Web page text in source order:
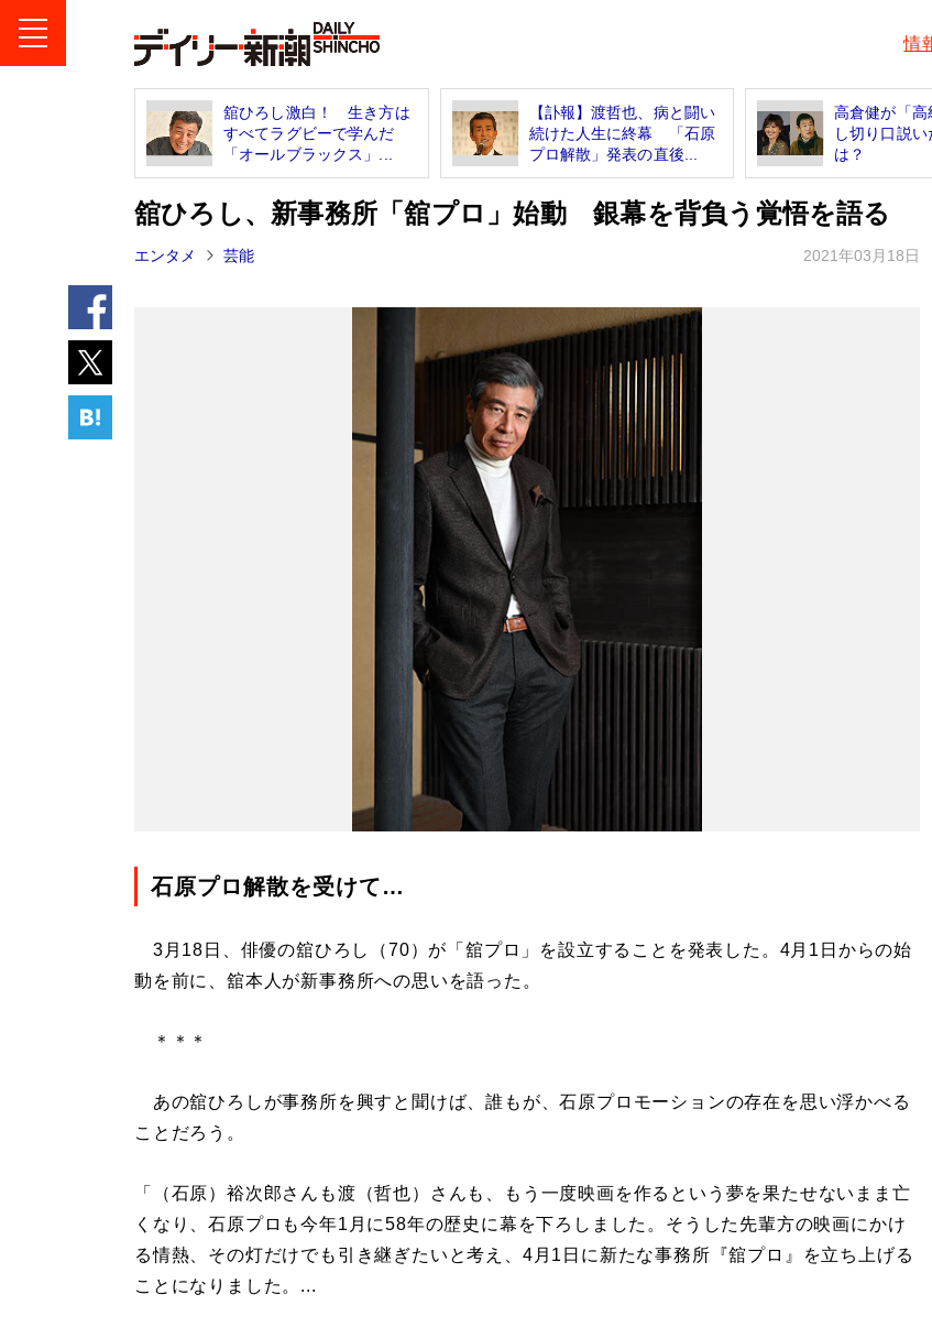
情
舘ひろし激白！ 生き方は
すべてラグビーで学んだ
「オールブラックス」...
【訃報】渡哲也、病と闘い
続けた人生に終幕 「石原
プロ解散」発表の直後...
高倉健が「
し切り口説
は？
舘ひろし、新事務所「舘プロ」始動 銀幕を背負う覚悟を語る
エンタメ 芸能 2021年03月18日
石原プロ解散を受けて…
3月18日、俳優の舘ひろし（70）が「舘プロ」を設立することを発表した。4月1日からの始
動を前に、舘本人が新事務所への思いを語った。
＊＊＊
あの舘ひろしが事務所を興すと聞けば、誰もが、石原プロモーションの存在を思い浮かべる
ことだろう。
「（石原）裕次郎さんも渡（哲也）さんも、もう一度映画を作るという夢を果たせないまま亡
くなり、石原プロも今年1月に58年の歴史に幕を下ろしました。そうした先輩方の映画にかけ
る情熱、その灯だけでも引き継ぎたいと考え、4月1日に新たな事務所『舘プロ』を立ち上げる
ことになりました。...